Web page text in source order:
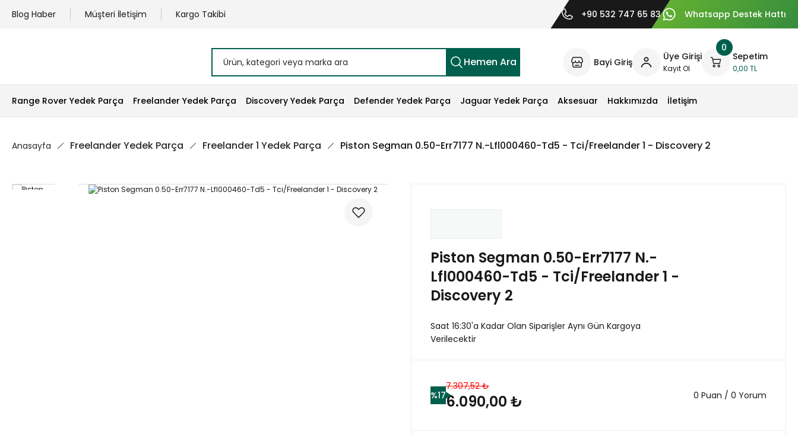
Blog Haber Müşteri İletişim Kargo Takibi +90 532 747 65 83 Whatsapp Destek Hattı
Hemen Ara Bayi Giriş Üye Girişi
Kayıt Ol
0
Sepetim
0,00 TL
Range Rover Yedek Parça Freelander Yedek Parça Discovery Yedek Parça Defender Yedek Parça Jaguar Yedek Parça Aksesuar Hakkımızda İletişim
Anasayfa Freelander Yedek Parça Freelander 1 Yedek Parça Piston Segman 0.50-Err7177 N.-Lfl000460-Td5 - Tci/Freelander 1 - Discovery 2
Piston Segman 0.50-Err7177 N.-
Lfl000460-Td5 - Tci/Freelander 1 -
Discovery 2
Saat 16:30'a Kadar Olan Siparişler Aynı Gün Kargoya
Verilecektir
%17
7.307,52 ₺
6.090,00 ₺ 0 Puan / 0 Yorum